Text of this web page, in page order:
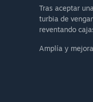
Tras aceptar
turbia de
reventando
Amplía y